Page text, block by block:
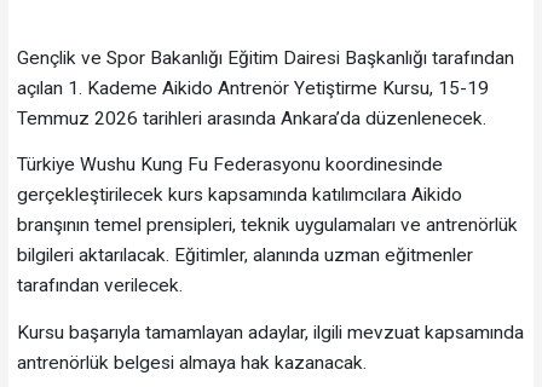
Gençlik ve Spor Bakanlığı Eğitim Dairesi Başkanlığı tarafından
açılan 1. Kademe Aikido Antrenör Yetiştirme Kursu, 15-19
Temmuz 2026 tarihleri arasında Ankara’da düzenlenecek.
Türkiye Wushu Kung Fu Federasyonu koordinesinde
gerçekleştirilecek kurs kapsamında katılımcılara Aikido
branşının temel prensipleri, teknik uygulamaları ve antrenörlük
bilgileri aktarılacak. Eğitimler, alanında uzman eğitmenler
tarafından verilecek.
Kursu başarıyla tamamlayan adaylar, ilgili mevzuat kapsamında
antrenörlük belgesi almaya hak kazanacak.